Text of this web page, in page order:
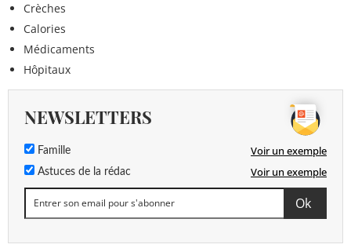
Crèches
Calories
Médicaments
Hôpitaux
NEWSLETTERS
Famille Voir un exemple
Astuces de la rédac Voir un exemple